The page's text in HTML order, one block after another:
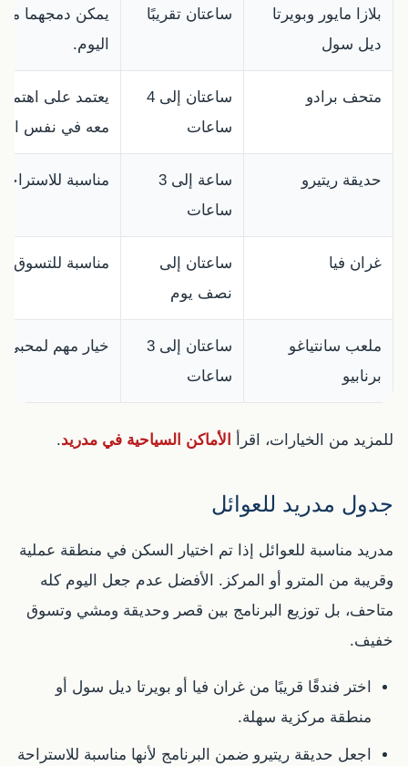
بلازا مايور وبويرتا
ديل سول
ساعتان تقريبًا
يمكن دمجهما
اليوم.
متحف برادو
ساعتان إلى 4
ساعات
يعتمد على
معه في نفس
حديقة ريتيرو
ساعة إلى 3
ساعات
مناسبة
غران فيا
ساعتان إلى
نصف يوم
مناسبة للتسوق
ملعب سانتياغو
برنابيو
ساعتان إلى 3
ساعات
خيار مهم لمحبي
للمزيد من الخيارات، اقرأ الأماكن السياحية في مدريد.
جدول مدريد للعوائل
مدريد مناسبة للعوائل إذا تم اختيار السكن في منطقة عملية
وقريبة من المترو أو المركز. الأفضل عدم جعل اليوم كله
متاحف، بل توزيع البرنامج بين قصر وحديقة ومشي وتسوق
خفيف.
اختر فندقًا قريبًا من غران فيا أو بويرتا ديل سول أو
منطقة مركزية سهلة.
اجعل حديقة ريتيرو ضمن البرنامج لأنها مناسبة للاستراحة